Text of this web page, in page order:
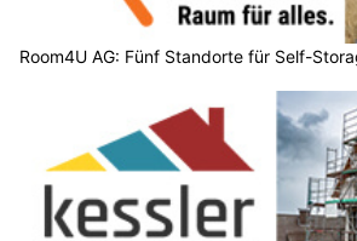
Room4U AG: Fünf Standorte für Self-